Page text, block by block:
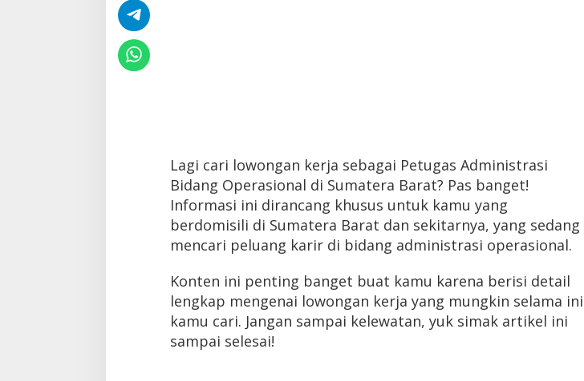
Lagi cari lowongan kerja sebagai Petugas Administrasi
Bidang Operasional di Sumatera Barat? Pas banget!
Informasi ini dirancang khusus untuk kamu yang
berdomisili di Sumatera Barat dan sekitarnya, yang sedang
mencari peluang karir di bidang administrasi operasional.
Konten ini penting banget buat kamu karena berisi detail
lengkap mengenai lowongan kerja yang mungkin selama ini
kamu cari. Jangan sampai kelewatan, yuk simak artikel ini
sampai selesai!